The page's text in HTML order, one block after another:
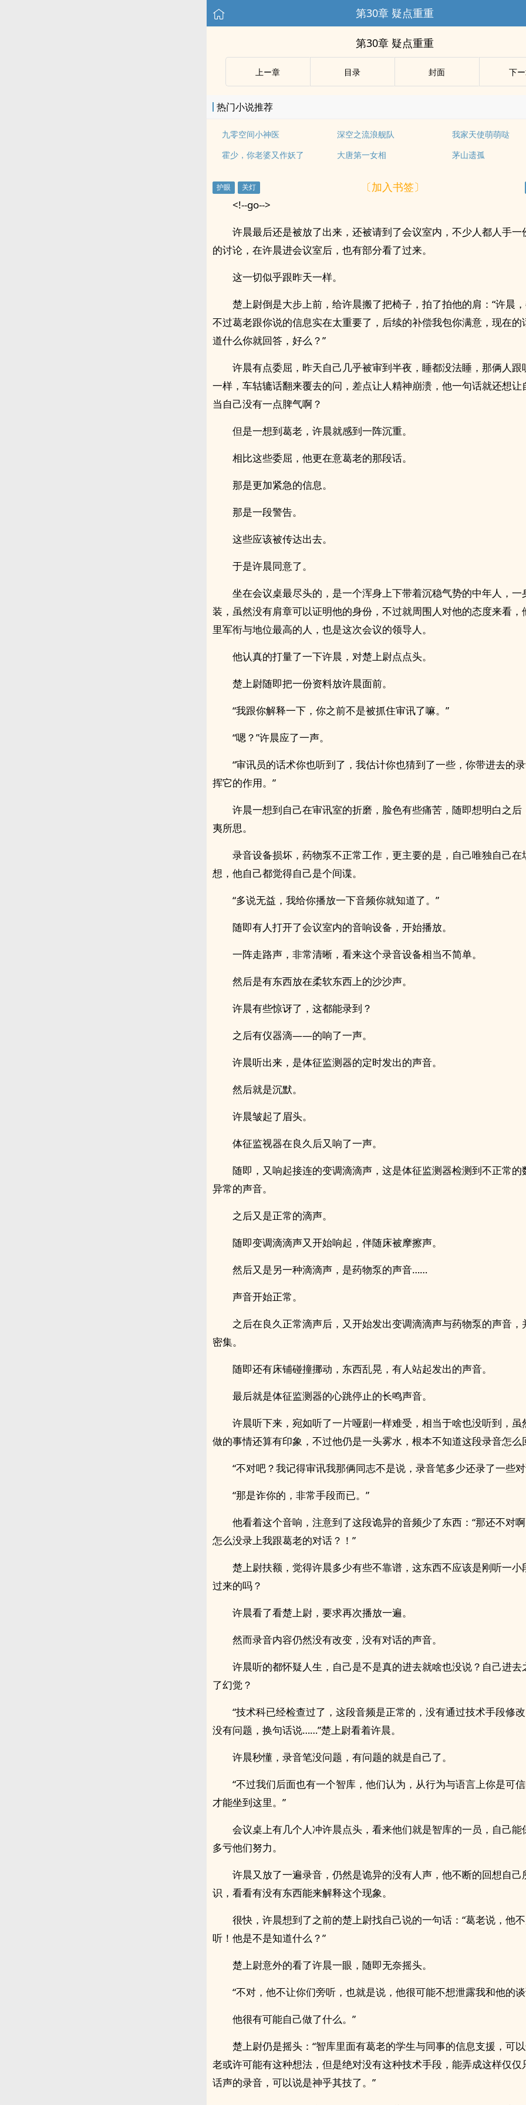
第30章 疑点重重
第30章 疑点重重
上ー章 目录 封面 下
热门小说推荐
九零空间小神医 深空之流浪舰队
我家天使萌萌哒
霍少，你老婆又作妖了
大唐第一女相 茅山遗孤
〔加入书签〕
<!--go-->
许晨最后还是被放了出来，还被请到了会议室内，不少人都人手一
的讨论，在许晨进会议室后，也有部分看了过来。
这一切似乎跟昨天一样。
楚上尉倒是大步上前，给许晨搬了把椅子，拍了拍他的肩：“许晨，
不过葛老跟你说的信息实在太重要了，后续的补偿我包你满意，现在的
道什么你就回答，好么？”
许晨有点委屈，昨天自己几乎被审到半夜，睡都没法睡，那俩人跟
一样，车轱辘话翻来覆去的问，差点让人精神崩溃，他一句话就还想让
当自己没有一点脾气啊？
但是一想到葛老，许晨就感到一阵沉重。
相比这些委屈，他更在意葛老的那段话。
那是更加紧急的信息。
那是一段警告。
这些应该被传达出去。
于是许晨同意了。
坐在会议桌最尽头的，是一个浑身上下带着沉稳气势的中年人，一
装，虽然没有肩章可以证明他的身份，不过就周围人对他的态度来看，
里军衔与地位最高的人，也是这次会议的领导人。
他认真的打量了一下许晨，对楚上尉点点头。
楚上尉随即把一份资料放许晨面前。
“我跟你解释一下，你之前不是被抓住审讯了嘛。”
“嗯？”许晨应了一声。
“审讯员的话术你也听到了，我估计你也猜到了一些，你带进去的
挥它的作用。”
许晨一想到自己在审讯室的折磨，脸色有些痛苦，随即想明白之后
夷所思。
录音设备损坏，药物泵不正常工作，更主要的是，自己唯独自己在
想，他自己都觉得自己是个间谍。
“多说无益，我给你播放一下音频你就知道了。”
随即有人打开了会议室内的音响设备，开始播放。
一阵走路声，非常清晰，看来这个录音设备相当不简单。
然后是有东西放在柔软东西上的沙沙声。
许晨有些惊讶了，这都能录到？
之后有仪器滴——的响了一声。
许晨听出来，是体征监测器的定时发出的声音。
然后就是沉默。
许晨皱起了眉头。
体征监视器在良久后又响了一声。
随即，又响起接连的变调滴滴声，这是体征监测器检测到不正常的
异常的声音。
之后又是正常的滴声。
随即变调滴滴声又开始响起，伴随床被摩擦声。
然后又是另一种滴滴声，是药物泵的声音……
声音开始正常。
之后在良久正常滴声后，又开始发出变调滴滴声与药物泵的声音，
密集。
随即还有床铺碰撞挪动，东西乱晃，有人站起发出的声音。
最后就是体征监测器的心跳停止的长鸣声音。
许晨听下来，宛如听了一片哑剧一样难受，相当于啥也没听到，虽
做的事情还算有印象，不过他仍是一头雾水，根本不知道这段录音怎么
“不对吧？我记得审讯我那俩同志不是说，录音笔多少还录了一些
“那是诈你的，非常手段而已。”
他看着这个音响，注意到了这段诡异的音频少了东西：“那还不对
怎么没录上我跟葛老的对话？！”
楚上尉扶额，觉得许晨多少有些不靠谱，这东西不应该是刚听一小
过来的吗？
许晨看了看楚上尉，要求再次播放一遍。
然而录音内容仍然没有改变，没有对话的声音。
许晨听的都怀疑人生，自己是不是真的进去就啥也没说？自己进去
了幻觉？
“技术科已经检查过了，这段音频是正常的，没有通过技术手段修
没有问题，换句话说……”楚上尉看着许晨。
许晨秒懂，录音笔没问题，有问题的就是自己了。
“不过我们后面也有一个智库，他们认为，从行为与语言上你是可
才能坐到这里。”
会议桌上有几个人冲许晨点头，看来他们就是智库的一员，自己能
多亏他们努力。
许晨又放了一遍录音，仍然是诡异的没有人声，他不断的回想自己
识，看看有没有东西能来解释这个现象。
很快，许晨想到了之前的楚上尉找自己说的一句话：“葛老说，他
听！他是不是知道什么？”
楚上尉意外的看了许晨一眼，随即无奈摇头。
“不对，他不让你们旁听，也就是说，他很可能不想泄露我和他的谈
他很有可能自己做了什么。”
楚上尉仍是摇头：“智库里面有葛老的学生与同事的信息支援，可
老或许可能有这种想法，但是绝对没有这种技术手段，能弄成这样仅仅
话声的录音，可以说是神乎其技了。”